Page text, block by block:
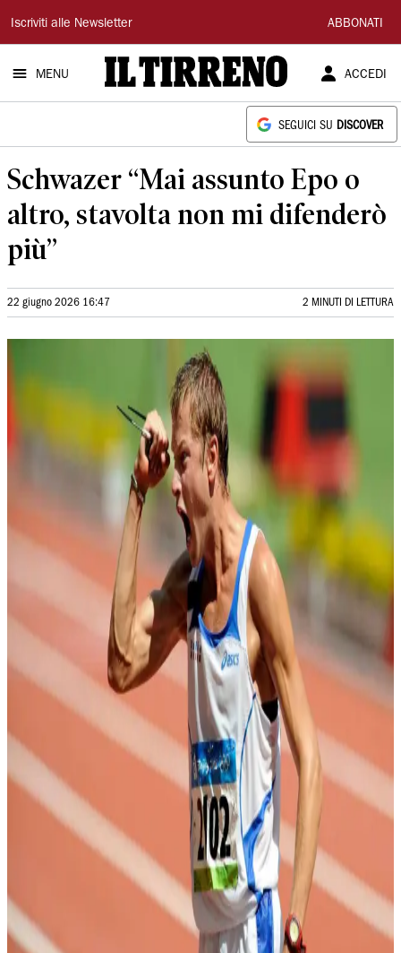
Il
Tirreno
Iscriviti alle Newsletter ABBONATI
MENU ACCEDI
SEGUICI SU DISCOVER
Schwazer “Mai assunto Epo o
altro, stavolta non mi difenderò
più”
22 giugno 2026 16:47 2 MINUTI DI LETTURA